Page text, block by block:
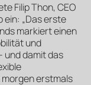
Filip Thon, CEO
ein: „Das erste
markiert einen
und
und damit das
erstmals